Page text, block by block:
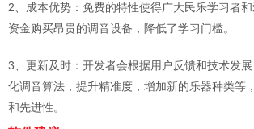
2、成本优势：免费的特性使得广大民乐学习者
资金购买昂贵的调音设备，降低了学习门槛。
3、更新及时：开发者会根据用户反馈和技术发
化调音算法，提升精准度，增加新的乐器种类等
和先进性。